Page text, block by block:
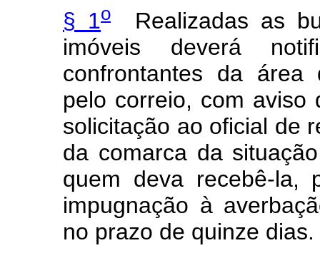
§ 1o Realizadas as
imóveis deverá
confrontantes da área
pelo correio, com aviso
solicitação ao oficial de
da comarca da
quem deva recebê-la,
impugnação à
no prazo de quinze dias.